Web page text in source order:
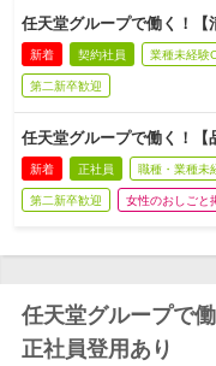
任天堂グループで働く！
新着 契約社員 業種未経験
第二新卒歓迎
任天堂グループで働く！【
新着 正社員 職種・業種未
第二新卒歓迎 女性のおしごと
任天堂グループで
正社員登用あり